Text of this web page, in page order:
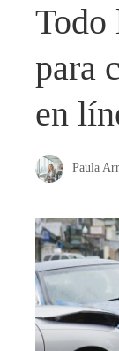
Todo
para
en
Paula